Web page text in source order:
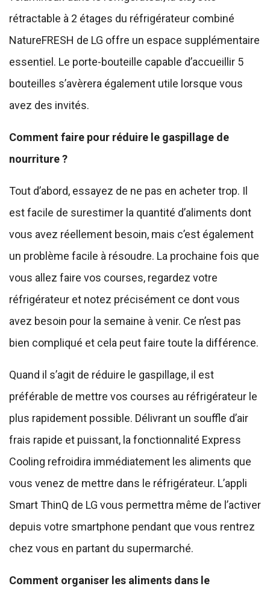
rétractable à 2 étages du réfrigérateur combiné
NatureFRESH de LG offre un espace supplémentaire
essentiel. Le porte-bouteille capable d’accueillir 5
bouteilles s’avèrera également utile lorsque vous
avez des invités.
Comment faire pour réduire le gaspillage de
nourriture ?
Tout d’abord, essayez de ne pas en acheter trop. Il
est facile de surestimer la quantité d’aliments dont
vous avez réellement besoin, mais c’est également
un problème facile à résoudre. La prochaine fois que
vous allez faire vos courses, regardez votre
réfrigérateur et notez précisément ce dont vous
avez besoin pour la semaine à venir. Ce n’est pas
bien compliqué et cela peut faire toute la différence.
Quand il s’agit de réduire le gaspillage, il est
préférable de mettre vos courses au réfrigérateur le
plus rapidement possible. Délivrant un souffle d’air
frais rapide et puissant, la fonctionnalité Express
Cooling refroidira immédiatement les aliments que
vous venez de mettre dans le réfrigérateur. L’appli
Smart ThinQ de LG vous permettra même de l’activer
depuis votre smartphone pendant que vous rentrez
chez vous en partant du supermarché.
Comment organiser les aliments dans le